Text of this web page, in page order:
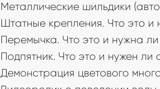
Металлические шильдики
Штатные крепления. Что это
Перемычка. Что это и нужна
Подпятник. Что это и нужен ли
Демонстрация цветового